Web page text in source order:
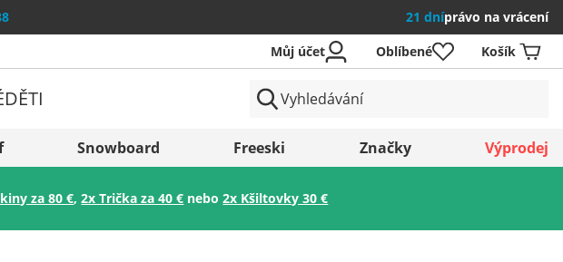
21 dníprávo na vrácení
Uložit
Můj účet Oblíbené Košík
DĚTI
Snowboard Freeski Značky Výprodej
za 80 €,2x Trička za 40 € nebo2x Kšiltovky 30 €